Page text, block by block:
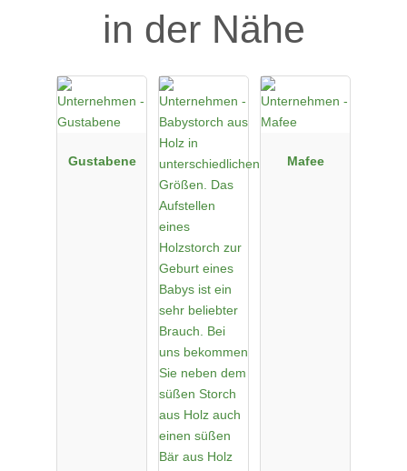
in der Nähe
Gustabene Mafee